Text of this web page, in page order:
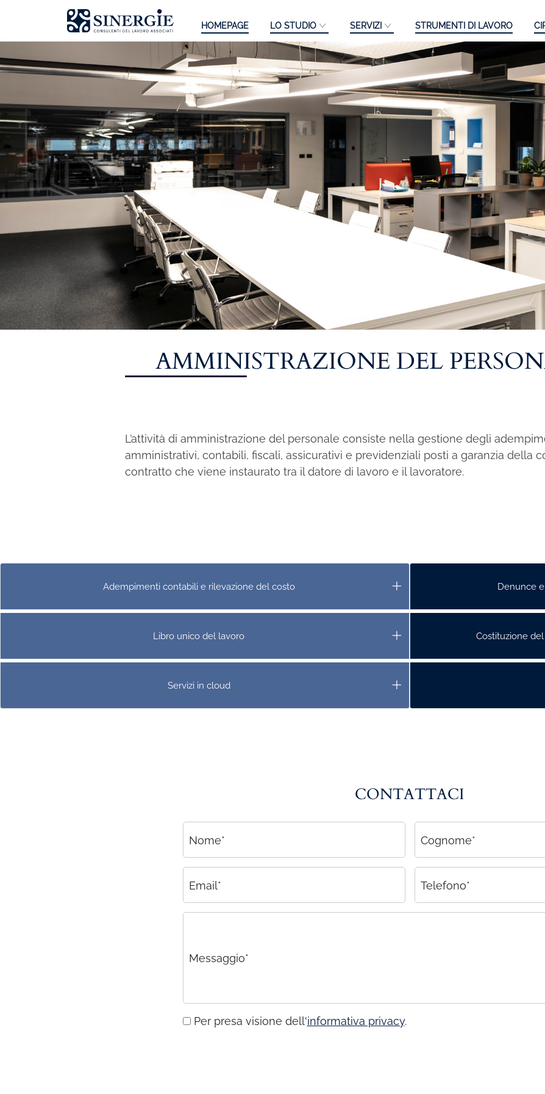
HOMEPAGE LO STUDIO SERVIZI STRUMENTI DI LAVORO
Lo studio
Lo studio
Dott. Riccardo Canu
Dott.ssa Elena Zanon
P.az. Roberta Gregoris
Dott. Massimiliano Caprari
Servizi
Consulenza
Amministrazione del personale
AMMINISTRAZIONE DEL
L’attività di amministrazione del personale consiste nella gestione degli
amministrativi, contabili, fiscali, assicurativi e previdenziali posti a garanzia della
contratto che viene instaurato tra il datore di lavoro e il lavoratore.
Adempimenti contabili e rilevazione del costo
Libro unico del lavoro
Servizi in cloud
Denunce
Costituzione
CONTATTACI
Nome* Cognome*
Email* Telefono*
Messaggio*
Per presa visione dell'informativa privacy.